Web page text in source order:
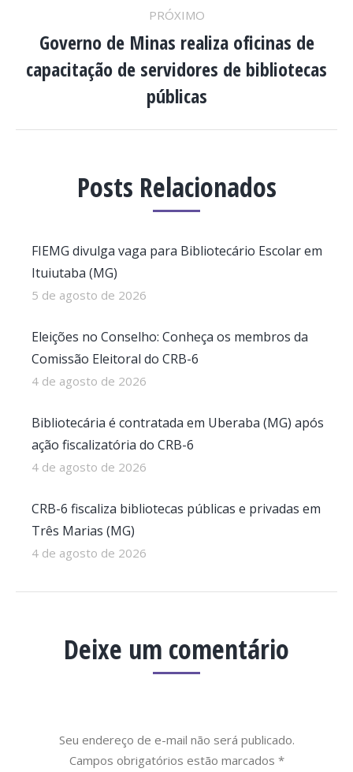
PRÓXIMO
Próximo
post:
Governo de Minas realiza oficinas de
capacitação de servidores de bibliotecas
públicas
Posts Relacionados
FIEMG divulga vaga para Bibliotecário Escolar em
Ituiutaba (MG)
5 de agosto de 2026
Eleições no Conselho: Conheça os membros da
Comissão Eleitoral do CRB-6
4 de agosto de 2026
Bibliotecária é contratada em Uberaba (MG) após
ação fiscalizatória do CRB-6
4 de agosto de 2026
CRB-6 fiscaliza bibliotecas públicas e privadas em
Três Marias (MG)
4 de agosto de 2026
Deixe um comentário
Seu endereço de e-mail não será publicado.
Campos obrigatórios estão marcados *